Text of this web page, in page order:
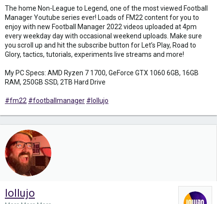
The home Non-League to Legend, one of the most viewed Football
Manager Youtube series ever! Loads of FM22 content for you to
enjoy with new Football Manager 2022 videos uploaded at 4pm
every weekday day with occasional weekend uploads. Make sure
you scroll up and hit the subscribe button for Let’s Play, Road to
Glory, tactics, tutorials, experiments live streams and more!
My PC Specs: AMD Ryzen 7 1700, GeForce GTX 1060 6GB, 16GB
RAM, 250GB SSD, 2TB Hard Drive
#fm22 #footballmanager #lollujo
lollujo